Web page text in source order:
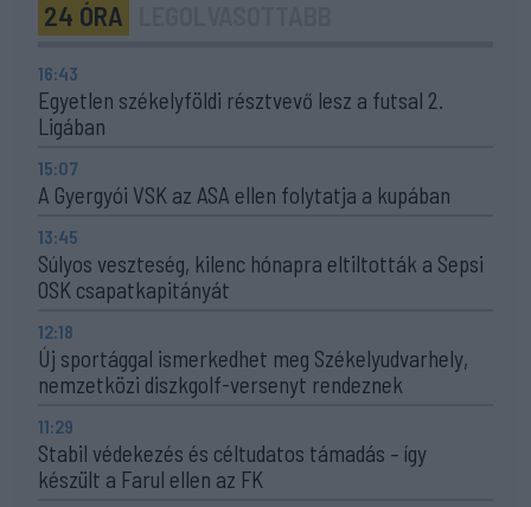
24 ÓRA
16:43
Egyetlen székelyföldi résztvevő lesz a futsal 2.
Ligában
15:07
A Gyergyói VSK az ASA ellen folytatja a kupában
13:45
Súlyos veszteség, kilenc hónapra eltiltották a Sepsi
OSK csapatkapitányát
12:18
Új sportággal ismerkedhet meg Székelyudvarhely,
nemzetközi diszkgolf-versenyt rendeznek
11:29
Stabil védekezés és céltudatos támadás – így
készült a Farul ellen az FK